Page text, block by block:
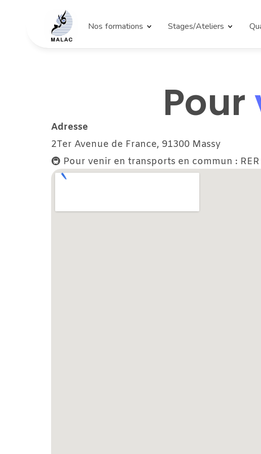
Nos formations Stages/Ateliers
Pour
Adresse
2Ter Avenue de France, 91300 Massy
🚇 Pour venir en transports en commun :